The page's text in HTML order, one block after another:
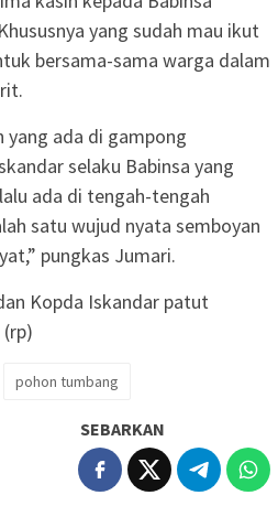
yang sudah mau ikut
bersama-sama warga dalam
yang ada di gampong
selaku Babinsa yang
ada di tengah-tengah
satu wujud nyata semboyan
pungkas Jumari.
Kopda Iskandar patut
pohon tumbang
SEBARKAN